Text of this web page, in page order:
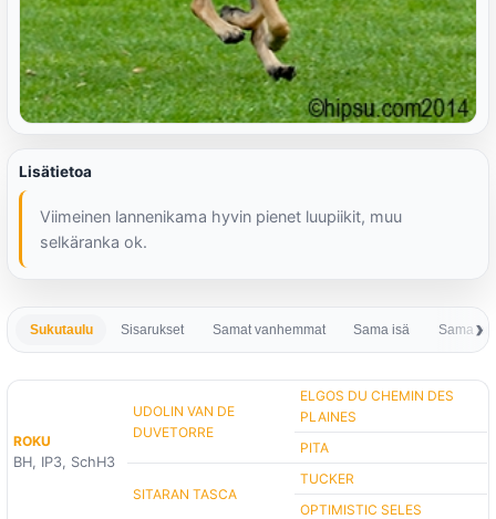
Lisätietoa
Viimeinen lannenikama hyvin pienet luupiikit, muu
selkäranka ok.
Sukutaulu Sisarukset Samat vanhemmat Sama isä Sama
ROKU
BH, IP3, SchH3
UDOLIN VAN DE
DUVETORRE
ELGOS DU CHEMIN DES
PLAINES
PITA
SITARAN TASCA
TUCKER
OPTIMISTIC SELES